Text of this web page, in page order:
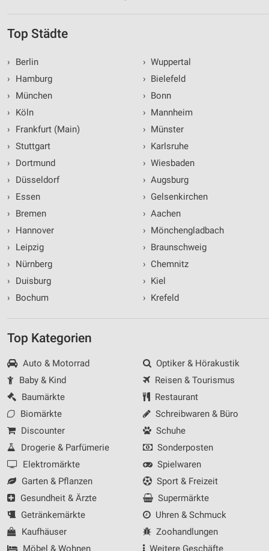
Top Städte
›
Berlin
›
Hamburg
›
München
›
Köln
›
Frankfurt (Main)
› Stuttgart
›
Dortmund
›
Düsseldorf
›
Essen
›
Bremen
›
Hannover
›
Leipzig
›
Nürnberg
›
Duisburg
›
Bochum
› Wuppertal
› Bielefeld
› Bonn
› Mannheim
› Münster
› Karlsruhe
› Wiesbaden
› Augsburg
› Gelsenkirchen
› Aachen
› Mönchengladbach
› Braunschweig
› Chemnitz
› Kiel
› Krefeld
Top Kategorien
Auto & Motorrad
Baby & Kind
Baumärkte
Biomärkte
Discounter
Drogerie & Parfümerie
Elektromärkte
Garten & Pflanzen
Gesundheit & Ärzte
Getränkemärkte
Kaufhäuser
Möbel & Wohnen
Optiker & Hörakustik
Reisen & Tourismus
Restaurant
Schreibwaren & Büro
Schuhe
Sonderposten
Spielwaren
Sport & Freizeit
Supermärkte
Uhren & Schmuck
Zoohandlungen
Weitere Geschäfte